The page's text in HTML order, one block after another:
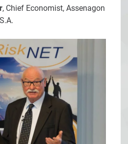
, Chief Economist, Assenagon